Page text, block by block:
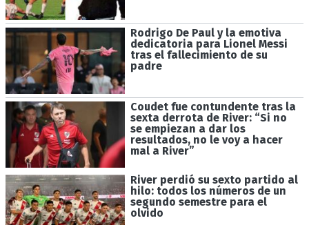
Rodrigo De Paul y la emotiva
dedicatoria para Lionel Messi
tras el fallecimiento de su
padre
Coudet fue contundente tras la
sexta derrota de River: “Si no
se empiezan a dar los
resultados, no le voy a hacer
mal a River”
River perdió su sexto partido al
hilo: todos los números de un
segundo semestre para el
olvido